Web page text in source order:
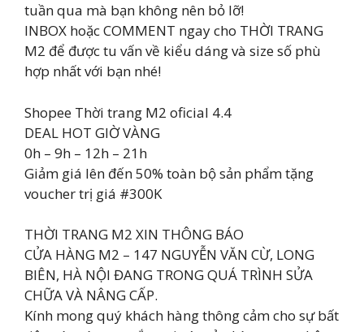
tuần qua mà bạn không nên bỏ lỡ!
INBOX hoặc COMMENT ngay cho THỜI TRANG
M2 để được tu vấn về kiểu dáng và size số phù
hợp nhất với bạn nhé!
Shopee Thời trang M2 oficial 4.4
DEAL HOT GIỜ VÀNG
0h – 9h – 12h – 21h
Giảm giá lên đến 50% toàn bộ sản phẩm tặng
voucher trị giá #300K
THỜI TRANG M2 XIN THÔNG BÁO
CỬA HÀNG M2 – 147 NGUYỄN VĂN CỪ, LONG
BIÊN, HÀ NỘI ĐANG TRONG QUÁ TRÌNH SỬA
CHỮA VÀ NÂNG CẤP.
Kính mong quý khách hàng thông cảm cho sự bất